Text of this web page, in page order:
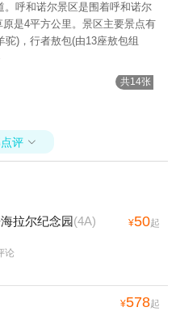
。呼和诺尔景区是围着呼和诺尔
是4平方公里。景区主要景点有
)，行者敖包(由13座敖包组
演艺剧场。也可以住宿，吃饭。
，进去后随手就可以拍一张美丽
择。还有早晚的时候景区前面会
展观光点，给予民族文化内
共14张
评 
拉尔纪念园(4A) ¥50起
论
¥578起